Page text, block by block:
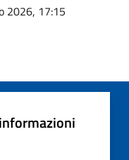
2026, 17:15